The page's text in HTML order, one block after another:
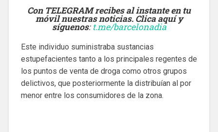
Con TELEGRAM recibes al instante en tu
móvil nuestras noticias. Clica aquí y
síguenos: t.me/barcelonadia
Este individuo suministraba sustancias
estupefacientes tanto a los principales regentes de
los puntos de venta de droga como otros grupos
delictivos, que posteriormente la distribuían al por
menor entre los consumidores de la zona.